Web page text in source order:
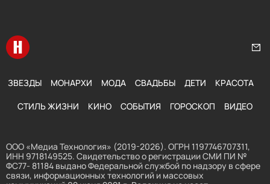
Перейти на главную
ЗВЕЗДЫ МОНАРХИ МОДА СВАДЬБЫ ДЕТИ КРАСОТА
СТИЛЬ ЖИЗНИ КИНО СОБЫТИЯ ГОРОСКОП ВИДЕО
ООО «Медиа Технология» (2019-2026). ОГРН 1197746707311,
ИНН 9718149525. Свидетельство о регистрации СМИ ПИ №
ФС77- 81184 выдано Федеральной службой по надзору в сфере
связи, информационных технологий и массовых